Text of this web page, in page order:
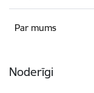
Par mums
Noderīgi